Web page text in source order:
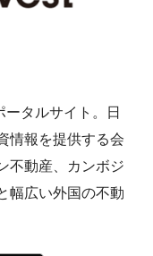
タルサイト。日
情報を提供する会
不動産、カンボジ
幅広い外国の不動